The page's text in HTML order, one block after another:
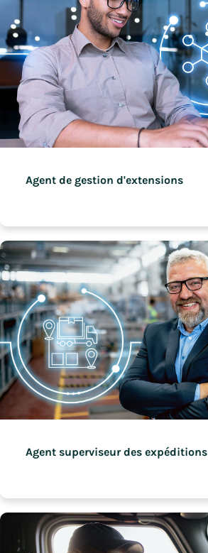
Agent de gestion d'extensions
Agent superviseur des expéditions